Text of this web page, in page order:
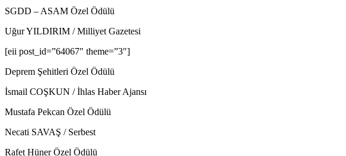
SGDD – ASAM Özel Ödülü
Uğur YILDIRIM / Milliyet Gazetesi
[eii post_id=”64067″ theme=”3″]
Deprem Şehitleri Özel Ödülü
İsmail COŞKUN / İhlas Haber Ajansı
Mustafa Pekcan Özel Ödülü
Necati SAVAŞ / Serbest
Rafet Hüner Özel Ödülü